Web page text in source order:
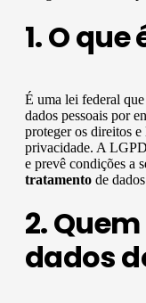
1. O que
É uma lei federal
dados pessoais por
proteger os direitos
privacidade. A
e prevê condições a
tratamento de
2.
dados